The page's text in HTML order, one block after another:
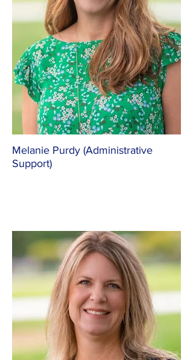
Melanie Purdy (Administrative
Support)